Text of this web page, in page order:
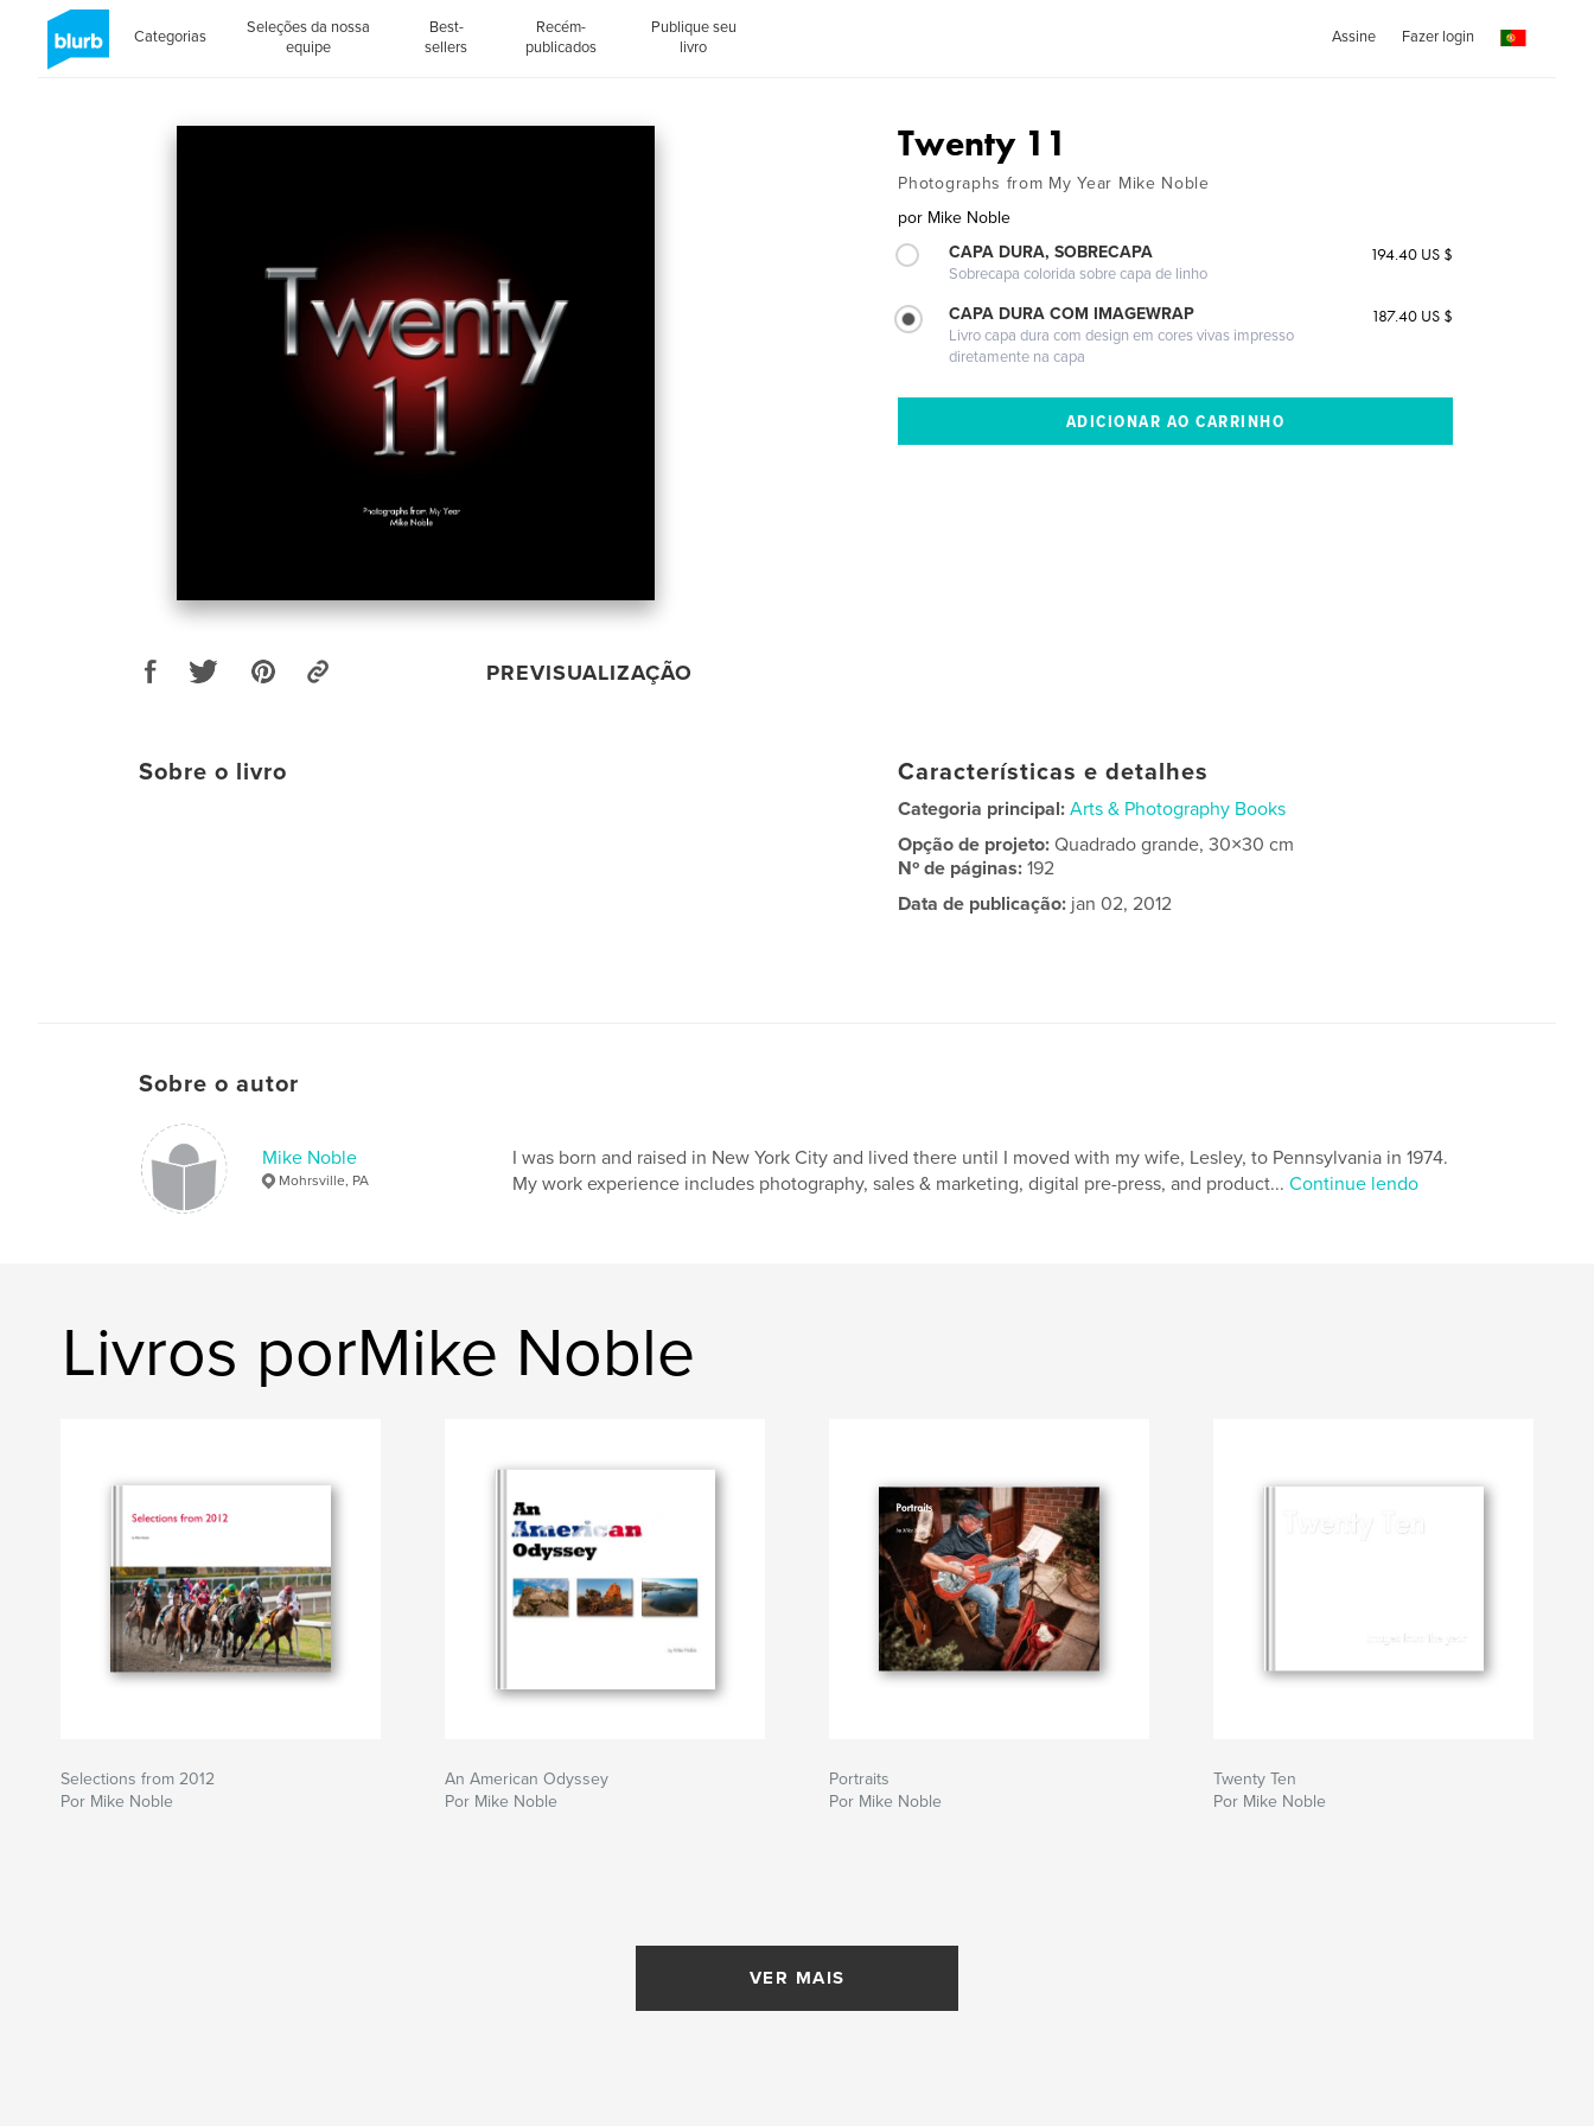
Categorias
Seleções da nossa
equipe
Best-
sellers
Recém-
publicados
Publique seu
livro
Assine Fazer login
PREVISUALIZAÇÃO
Twenty 11
Photographs from My Year Mike Noble
por Mike Noble
CAPA DURA, SOBRECAPA
Sobrecapa colorida sobre capa de linho
194.40 US $
CAPA DURA COM IMAGEWRAP
Livro capa dura com design em cores vivas impresso
diretamente na capa
187.40 US $
Sobre o livro Características e detalhes
Categoria principal: Arts & Photography Books
Opção de projeto:Quadrado grande, 30×30 cm
Nº de páginas:192
Data de publicação: jan 02, 2012
Sobre o autor
Mike Noble
Mohrsville, PA
I was born and raised in New York City and lived there until I moved with my wife, Lesley, to Pennsylvania in 1974.
My work experience includes photography, sales & marketing, digital pre-press, and product... Continue lendo
Livros porMike Noble
Selections from 2012
Por Mike Noble
An American Odyssey
Por Mike Noble
Portraits
Por Mike Noble
Twenty Ten
Por Mike Noble
VER MAIS